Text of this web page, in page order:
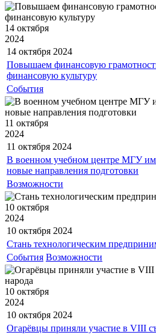
14 октября
2024
14 октября 2024
Повышаем финансовую
финансовую культуру
События
11 октября
2024
11 октября 2024
В военном учебном центре МГУ
новые направления подготовки
Возможности
10 октября
2024
10 октября 2024
Стань технологическим
События Возможности
10 октября
2024
10 октября 2024
Огарёвцы приняли участие в VIII